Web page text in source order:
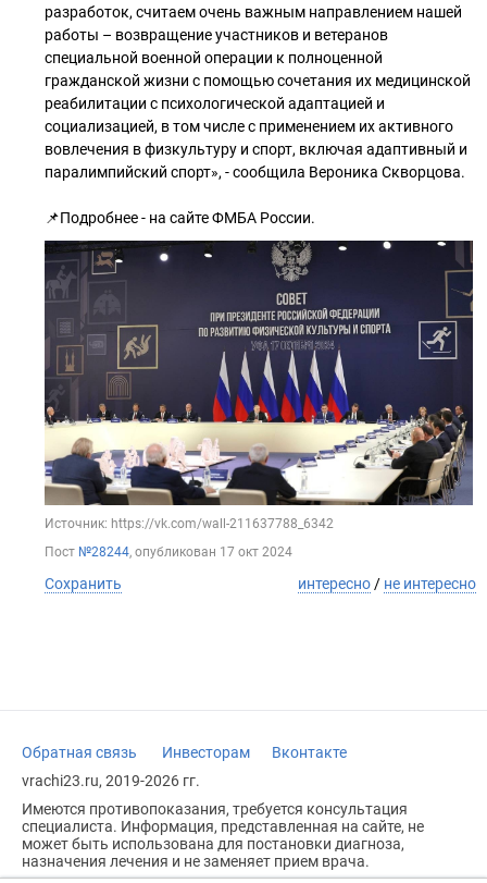
разработок, считаем очень важным направлением нашей
работы – возвращение участников и ветеранов
специальной военной операции к полноценной
гражданской жизни с помощью сочетания их медицинской
реабилитации с психологической адаптацией и
социализацией, в том числе с применением их активного
вовлечения в физкультуру и спорт, включая адаптивный и
паралимпийский спорт», - сообщила Вероника Скворцова.
📌Подробнее - на сайте ФМБА России.
Источник: https://vk.com/wall-211637788_6342
Пост №28244, опубликован 17 окт 2024
Сохранить интересно / не интересно
Обратная связь Инвесторам
Вконтакте
vrachi23.ru, 2019-2026 гг.
Имеются противопоказания, требуется консультация
специалиста. Информация, представленная на сайте, не
может быть использована для постановки диагноза,
назначения лечения и не заменяет прием врача.